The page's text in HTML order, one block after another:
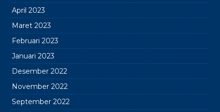
April 2023
Maret 2023
Februari 2023
Januari 2023
Desember 2022
November 2022
September 2022